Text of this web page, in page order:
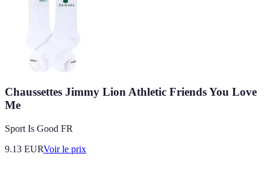
Chaussettes Jimmy Lion Athletic Friends You Love
Me
Sport Is Good FR
9.13 EURVoir le prix